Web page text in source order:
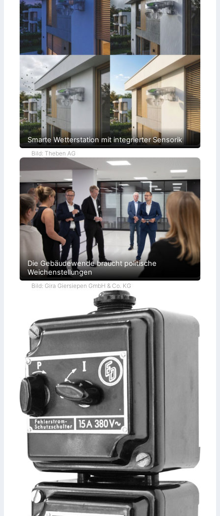
Smarte Wetterstation mit integrierter Sensorik
Bild: Theben AG
Die Gebäudewende braucht politische
Weichenstellungen
Bild: Gira Giersiepen GmbH & Co. KG